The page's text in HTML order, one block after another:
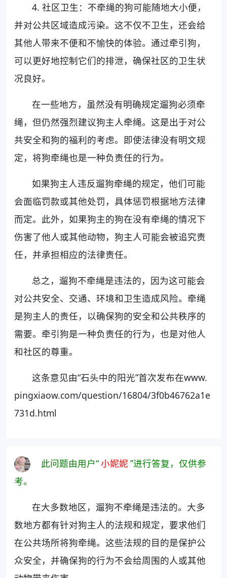
4. 社区卫生：不牵绳的狗可能随地大小便，
并对公共区域造成污染。这不仅不卫生，还会给
其他人带来不便和不愉快的体验。通过牵引狗，
可以更好地控制它们的排泄，确保社区的卫生状
况良好。
在一些地方，虽然没有明确规定遛狗必须牵
绳，但仍然强烈建议狗主人牵绳。这是出于对公
共安全和狗的福利的考虑。即使法律没有明文规
定，将狗牵绳也是一种负责任的行为。
如果狗主人违反遛狗牵绳的规定，他们可能
会面临罚款或其他处罚，具体惩罚根据地方法律
而定。此外，如果狗主的狗在没有牵绳的情况下
伤害了他人或其他动物，狗主人可能会被追究责
任，并承担相应的法律责任。
总之，遛狗不牵绳是违法的，因为这可能会
对公共安全、交通、环境和卫生造成风险。牵绳
是狗主人的责任，以确保狗的安全和公共秩序的
需要。牵引狗是一种负责任的行为，也是对他人
和社区的尊重。
这条意见由“石头中的阳光”首次发布在www.
pingxiaow.com/question/16804/3f0b46762a1e
731d.html
此问题由用户“小妮妮 ”进行答复，仅供参
考。
在大多数地区，遛狗不牵绳是违法的。大多
数地方都有针对狗主人的法规和规定，要求他们
在公共场所将狗牵绳。这些法规的目的是保护公
众安全，并确保狗的行为不会给周围的人或其他